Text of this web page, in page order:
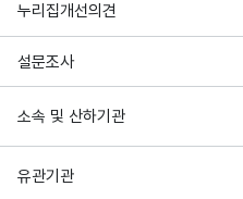
누리집개선의견
설문조사
소속 및 산하기관
유관기관